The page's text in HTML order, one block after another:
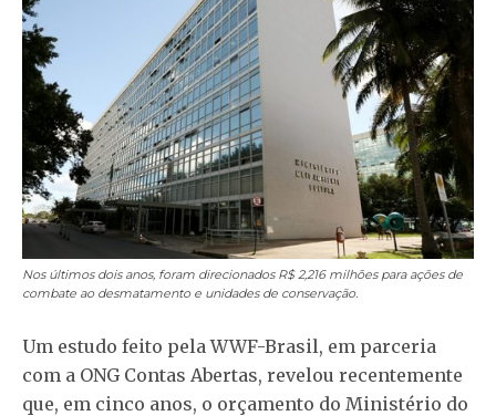
Nos últimos dois anos, foram direcionados R$ 2,216 milhões para ações de
combate ao desmatamento e unidades de conservação.
Um estudo feito pela WWF-Brasil, em parceria
com a ONG Contas Abertas, revelou recentemente
que, em cinco anos, o orçamento do Ministério do